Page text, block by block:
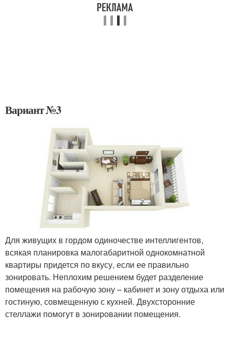
Вариант №3
Для живущих в гордом одиночестве интеллигентов,
всякая планировка малогабаритной однокомнатной
квартиры придется по вкусу, если ее правильно
зонировать. Неплохим решением будет разделение
помещения на рабочую зону – кабинет и зону отдыха или
гостиную, совмещенную с кухней. Двухсторонние
стеллажи помогут в зонировании помещения.